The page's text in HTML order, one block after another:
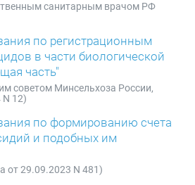
санитарным врачом РФ
по регистрационным
в части биологической
часть"
советом Минсельхоза России,
N 12)
по формированию счета
и подобных им
от 29.09.2023 N 481)